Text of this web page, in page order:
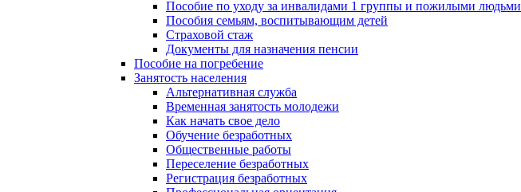
Пособие по уходу за инвалидами 1 группы и пожилыми людьми
Пособия семьям, воспитывающим детей
Страховой стаж
Документы для назначения пенсии
Пособие на погребение
Занятость населения
Альтернативная служба
Временная занятость молодежи
Как начать свое дело
Обучение безработных
Общественные работы
Переселение безработных
Регистрация безработных